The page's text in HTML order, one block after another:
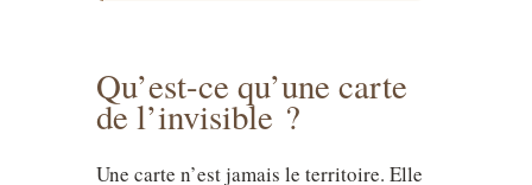
Qu’est-ce qu’une carte
de l’invisible ?
Une carte n’est jamais le territoire. Elle